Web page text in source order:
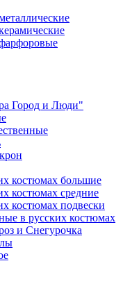
Город и Люди"
костюмах большие
костюмах средние
костюмах подвески
в русских костюмах
и Снегурочка